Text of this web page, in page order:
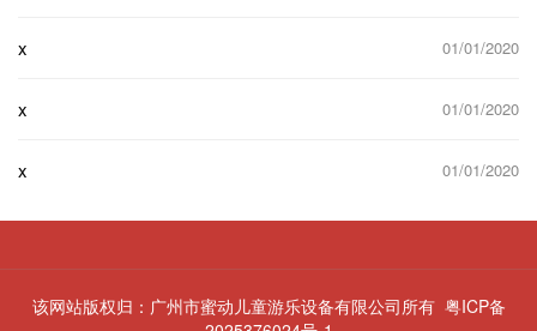
x 01/01/2020
x 01/01/2020
x 01/01/2020
该网站版权归：广州市蜜动儿童游乐设备有限公司所有 粤ICP备